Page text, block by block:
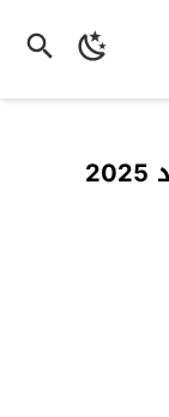
تردد قناة هي Heya TV الجديد 2025